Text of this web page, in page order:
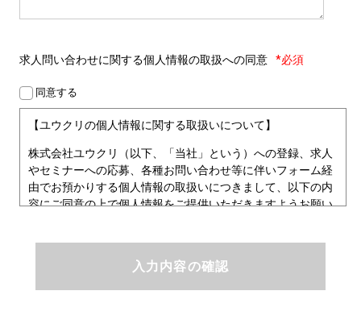
求人問い合わせに関する個人情報の取扱への同意 *必須
同意する
【ユウクリの個人情報に関する取扱いについて】
株式会社ユウクリ（以下、「当社」という）への登録、求人
やセミナーへの応募、各種お問い合わせ等に伴いフォーム経
由でお預かりする個人情報の取扱いにつきまして、以下の内
容にご同意の上で個人情報をご提供いただきますようお願い
ユウクリにおける個人情報保護方針